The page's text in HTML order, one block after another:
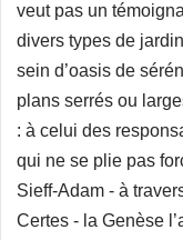
veut pas un
divers types de
sein d’oasis de
plans serrés ou
: à celui des
qui ne se plie pas
Sieff-Adam - à
Certes - la Genèse